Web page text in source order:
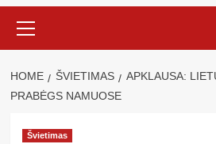
Menu
HOME ŠVIETIMAS
APKLAUSA:
PRABĖGS NAMUOSE
Švietimas